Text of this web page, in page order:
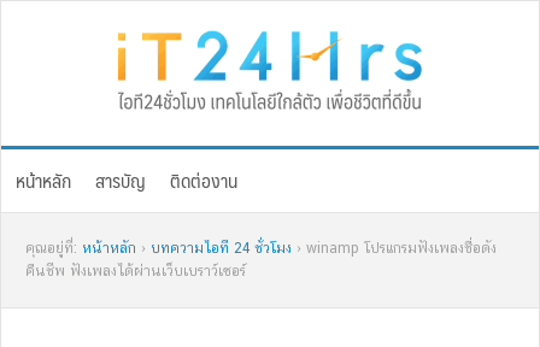
หน้าหลัก สารบัญ ติดต่องาน
คุณอยู่ที่: หน้าหลัก › บทความไอที 24 ชั่วโมง › winamp โปรแกรมฟังเพลงชื่อดัง
คืนชีพ ฟังเพลงได้ผ่านเว็บเบราว์เซอร์